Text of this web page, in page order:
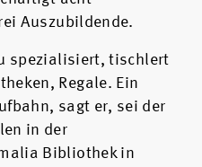
Auszubildende.
spezialisiert, tischlert
Regale. Ein
sagt er, sei der
in der
Bibliothek in